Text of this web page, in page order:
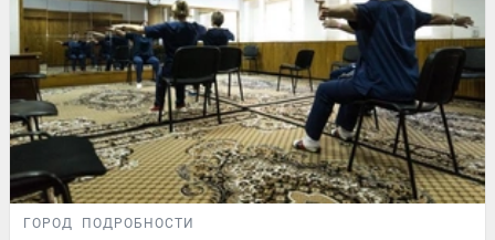
ГОРОД ПОДРОБНОСТИ